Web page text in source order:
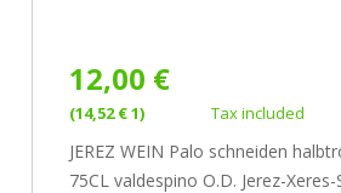
12,00 €
(14,52 € 1) Tax included
JEREZ WEIN Palo schneiden
75CL valdespino O.D. Jerez-Xeres-